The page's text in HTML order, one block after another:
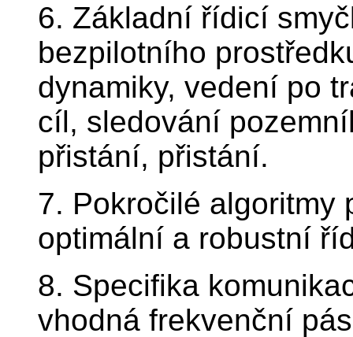
6. Základní řídicí
bezpilotního
dynamiky, vedení po
cíl, sledování
přistání, přistání.
7. Pokročilé algoritmy
optimální a robustní
8. Specifika
vhodná frekvenční